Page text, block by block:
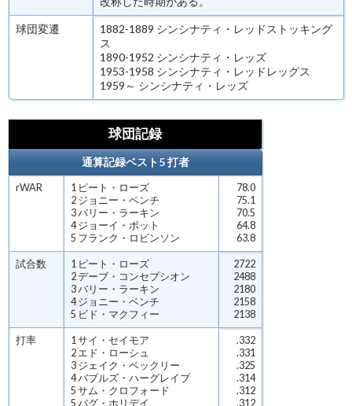
球団変遷
1882-1889 シンシナティ・レッドストッキング
ス
1890-1952 シンシナティ・レッズ
1953-1958 シンシナティ・レッドレッグス
1959～ シンシナティ・レッズ
球団記録
通算記録ベスト5 打者
rWAR
1 ピート・ローズ
2 ジョニー・ベンチ
3 バリー・ラーキン
4 ジョーイ・ボット
5 フランク・ロビンソン
78.0
75.1
70.5
64.8
63.8
試合数
1 ピート・ローズ
2 デーブ・コンセプシオン
3 バリー・ラーキン
4 ジョニー・ベンチ
5 ビド・マクフィー
2722
2488
2180
2158
2138
打率
1 サイ・セイモア
2 エド・ローシュ
3 ジェイク・ベックリー
4 バブルズ・ハーグレイブ
5 サム・クロフォード
5 バグ・ホリデイ
.332
.331
.325
.314
.312
.312